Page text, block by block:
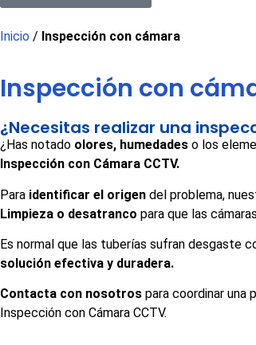
Inicio / Inspección con cámara
Inspección con
¿Necesitas realizar una
¿Has notado olores, humedades o los
Inspección con Cámara CCTV.
Para identificar el origen del problema,
Limpieza o desatranco para que las
Es normal que las tuberías sufran desgaste
solución efectiva y duradera.
Contacta con nosotros para coordinar una
Inspección con Cámara CCTV.